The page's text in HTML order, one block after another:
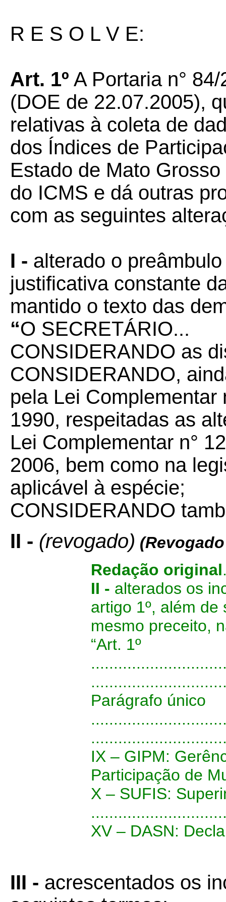
R E S O L V E:
Art. 1º A Portaria n°
(DOE de 22.07.2005),
relativas à coleta de
dos Índices de
Estado de Mato
do ICMS e dá outras
com as seguintes
I - alterado o
justificativa constante
mantido o texto das
“O SECRETÁRIO...
CONSIDERANDO as
CONSIDERANDO,
pela Lei Complementar
1990, respeitadas as
Lei Complementar n°
2006, bem como na
aplicável à espécie;
CONSIDERANDO
II - (revogado)
Redação original
II - alterados os
artigo 1º, além
mesmo preceito,
“Art. 1º
Parágrafo único
IX – GIPM:
Participação de
X – SUFIS:
XV – DASN:
III - acrescentados os